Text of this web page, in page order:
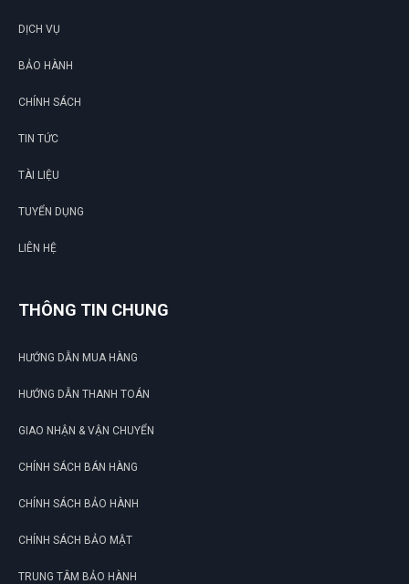
DỊCH VỤ
BẢO HÀNH
CHÍNH SÁCH
TIN TỨC
TÀI LIỆU
TUYỂN DỤNG
LIÊN HỆ
THÔNG TIN CHUNG
HƯỚNG DẪN MUA HÀNG
HƯỚNG DẪN THANH TOÁN
GIAO NHẬN & VẬN CHUYỂN
CHÍNH SÁCH BÁN HÀNG
CHÍNH SÁCH BẢO HÀNH
CHÍNH SÁCH BẢO MẬT
TRUNG TÂM BẢO HÀNH